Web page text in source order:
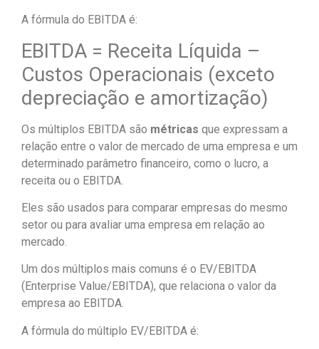
A fórmula do EBITDA é:
EBITDA = Receita Líquida –
Custos Operacionais (exceto
depreciação e amortização)
Os múltiplos EBITDA são métricas que expressam a
relação entre o valor de mercado de uma empresa e um
determinado parâmetro financeiro, como o lucro, a
receita ou o EBITDA.
Eles são usados para comparar empresas do mesmo
setor ou para avaliar uma empresa em relação ao
mercado.
Um dos múltiplos mais comuns é o EV/EBITDA
(Enterprise Value/EBITDA), que relaciona o valor da
empresa ao EBITDA.
A fórmula do múltiplo EV/EBITDA é: